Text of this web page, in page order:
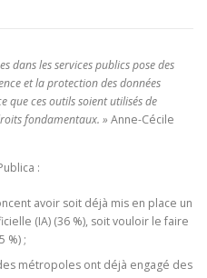
dans les services publics pose des
et la protection des données
que ces outils soient utilisés de
fondamentaux. » Anne-Cécile
:
avoir soit déjà mis en place un
(IA) (36 %), soit vouloir le faire
%) ;
métropoles ont déjà engagé des